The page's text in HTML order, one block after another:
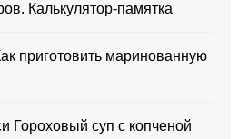
Калькулятор-памятка
приготовить маринованную
Гороховый суп с копченой